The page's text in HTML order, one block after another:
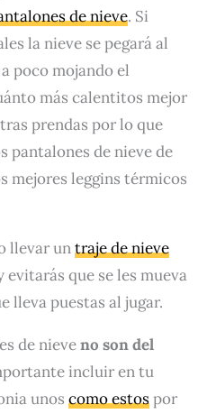
de nieve. Si
la nieve se pegará al
poco mojando el
más calentitos mejor
prendas por lo que
pantalones de nieve de
mejores leggins térmicos
llevar untraje de nieve
evitarás que se les mueva
lleva puestas al jugar.
de nieveno son del
incluir en tu
unos como estospor